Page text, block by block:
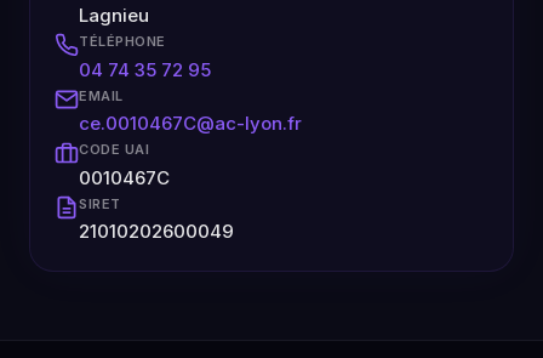
Lagnieu
TÉLÉPHONE
04 74 35 72 95
EMAIL
ce.0010467C@ac-lyon.fr
CODE UAI
0010467C
SIRET
21010202600049